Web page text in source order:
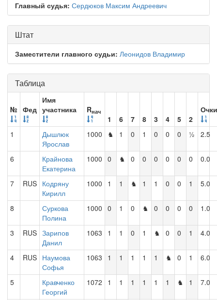
Главный судья: Сердюков Максим Андреевич
Штат
Заместители главного судьи: Леонидов Владимир
Таблица
№ Фед
Имя
участника
Rнач
1 6 7 8 3 4 5 2
Очки
1
Дышлюк
Ярослав
1000 ♞ 1 0 1 0 0 0 ½ 2.5
6
Крайнова
Екатерина
1000 0 ♞ 0 0 0 0 0 0 0.0
7 RUS Кодряну
Кирилл
1000 1 1 ♞ 1 1 0 0 1 5.0
8
Суркова
Полина
1000 0 1 0 ♞ 0 0 0 0 1.0
3 RUS Зарипов
Данил
1063 1 1 0 1 ♞ 0 0 1 4.0
4 RUS Наумова
Софья
1063 1 1 1 1 1 ♞ 0 1 6.0
5
Кравченко
Георгий
1072 1 1 1 1 1 1 ♞ 1 7.0